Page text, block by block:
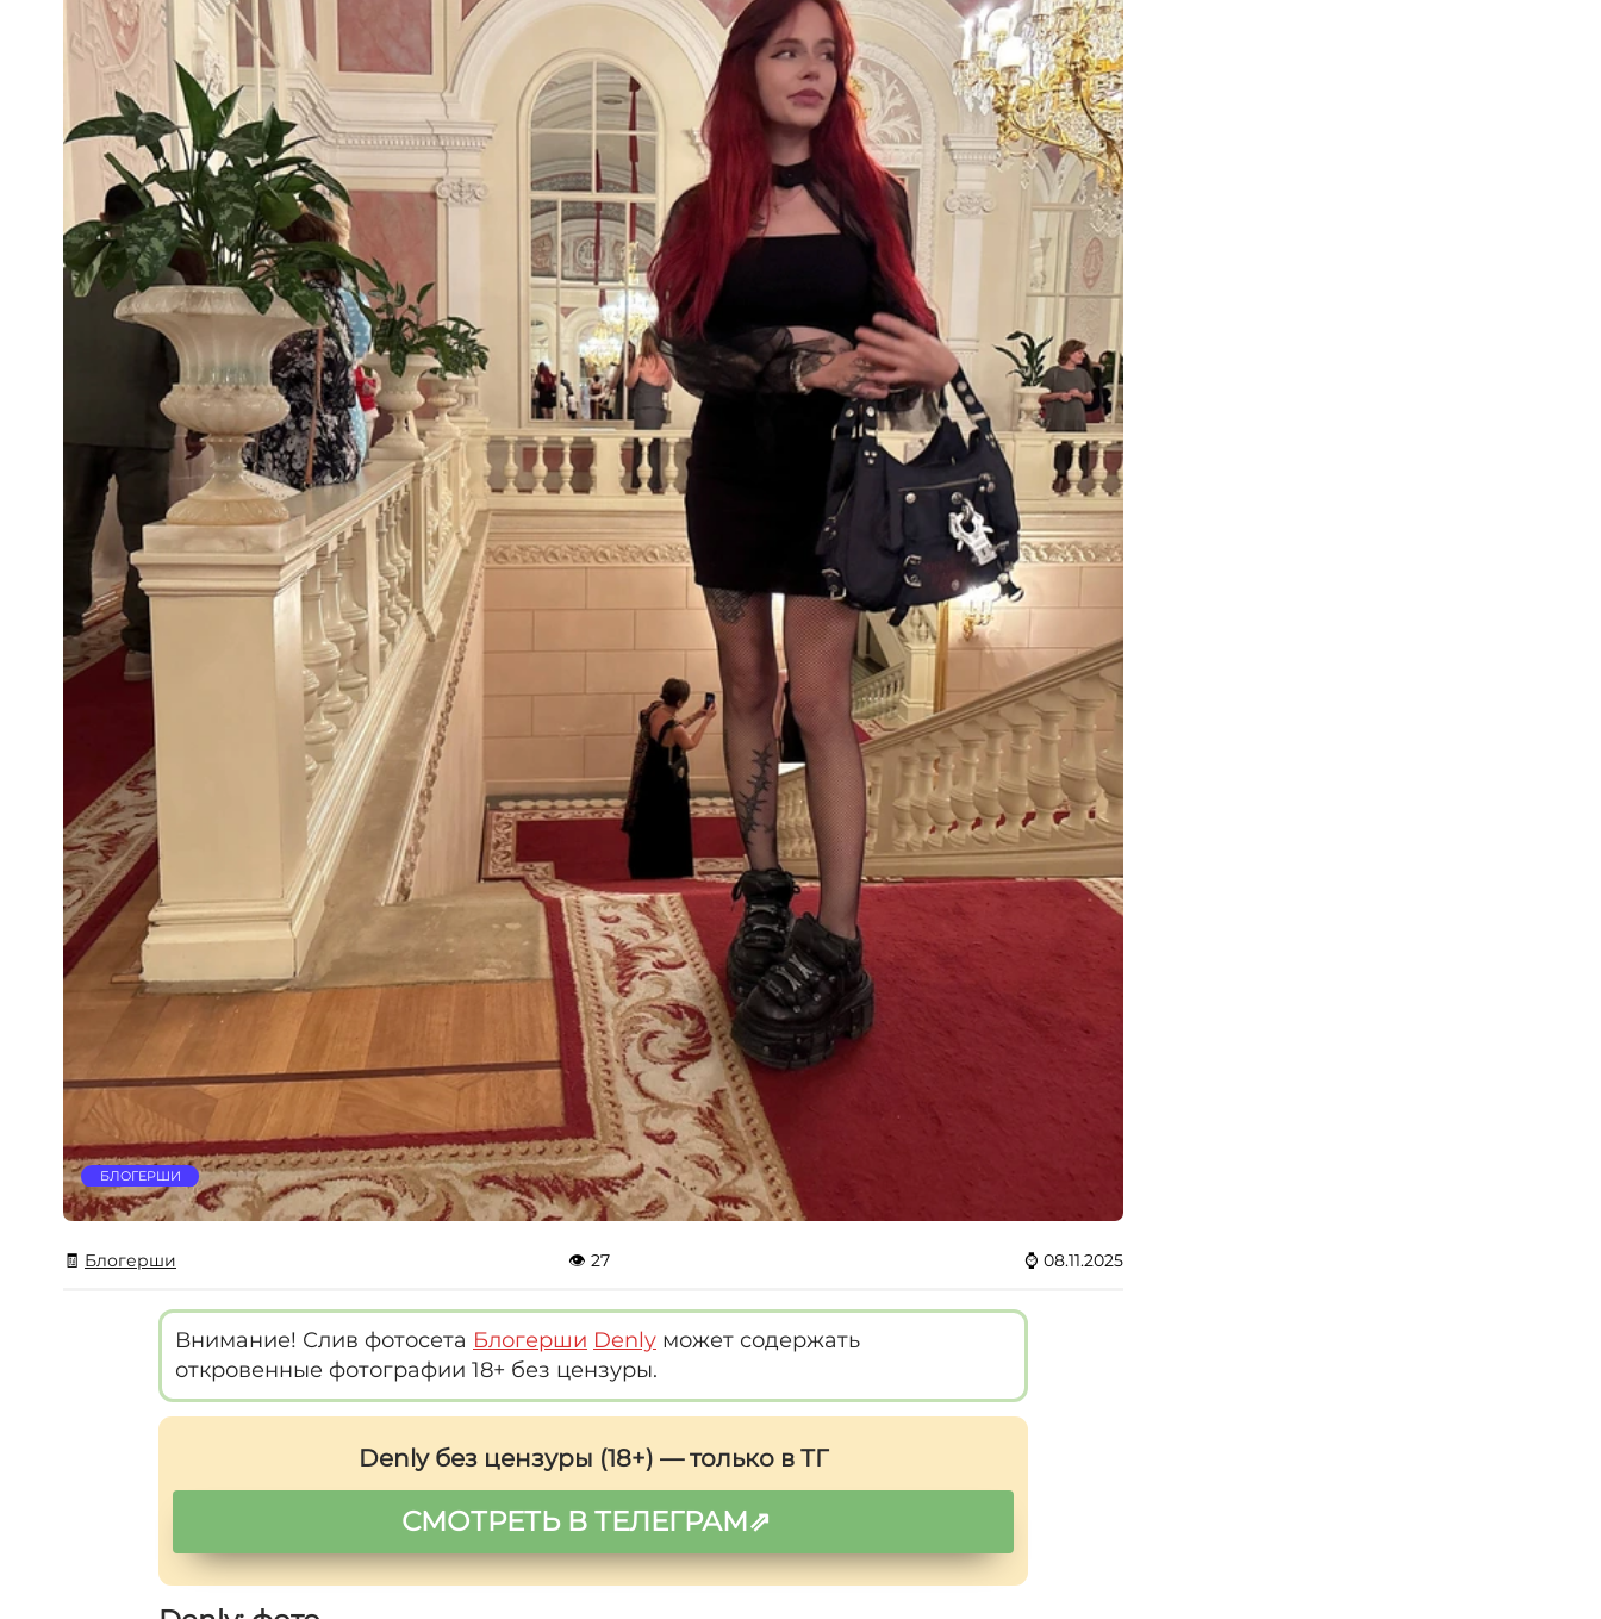
БЛОГЕРШИ
🧾 Блогерши 👁 27 ⌚ 08.11.2025
Внимание! Слив фотосета Блогерши Denly может содержать
откровенные фотографии 18+ без цензуры.
Denly без цензуры (18+) — только в ТГ
СМОТРЕТЬ В ТЕЛЕГРАМ⇗